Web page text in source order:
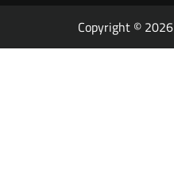
Copyright © 2026